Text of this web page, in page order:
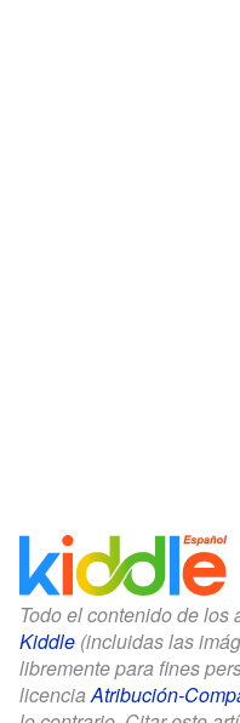
Todo el contenido de los
Kiddle (incluidas las
libremente para fines
licenciaAtribución-